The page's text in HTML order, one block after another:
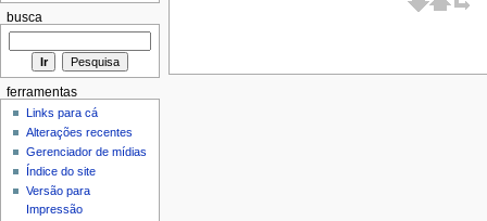
busca
ferramentas
Links para cá
Alterações recentes
Gerenciador de mídias
Índice do site
Versão para
Impressão